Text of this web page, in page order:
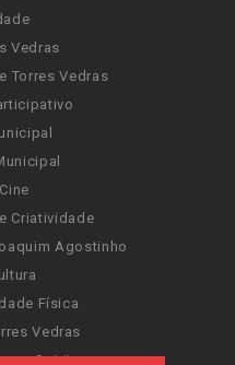
Vedras
Torres Vedras
Criatividade
Agostinho
Física
Vedras
Spirit